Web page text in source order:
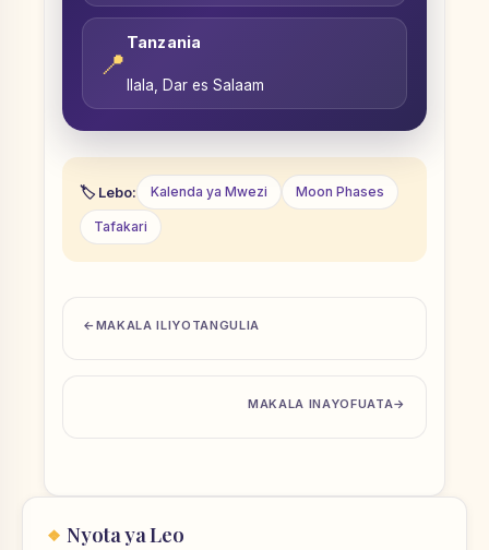
📍
Tanzania
Ilala, Dar es Salaam
Lebo: Kalenda ya Mwezi Moon Phases
Tafakari
MAKALA ILIYOTANGULIA
MAKALA INAYOFUATA
Nyota ya Leo